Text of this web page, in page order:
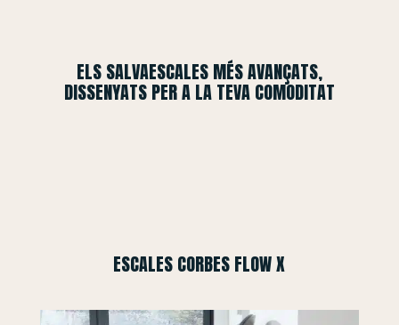
ELS SALVAESCALES MÉS AVANÇATS,
DISSENYATS PER A LA TEVA COMODITAT
ESCALES CORBES FLOW X